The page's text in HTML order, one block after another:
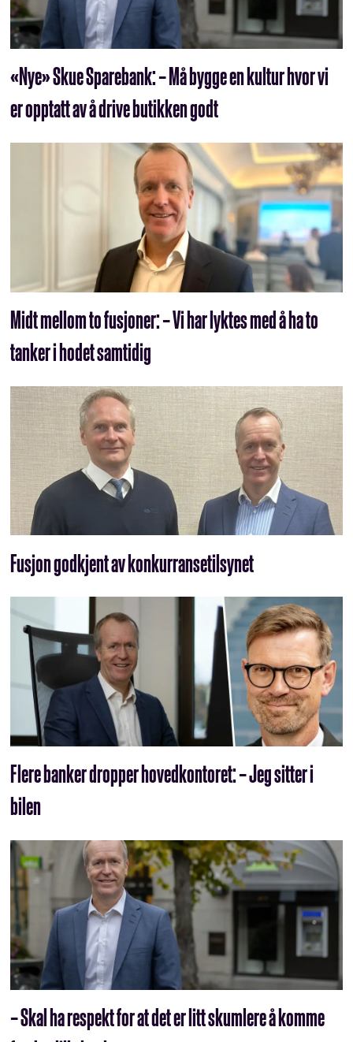
«Nye» Skue Sparebank: – Må bygge en kultur hvor vi
er opptatt av å drive butikken godt
Midt mellom to fusjoner: – Vi har lyktes med å ha to
tanker i hodet samtidig
Fusjon godkjent av konkurransetilsynet
Flere banker dropper hoved­kontoret: – Jeg sitter i
bilen
– Skal ha respekt for at det er litt skumlere å komme